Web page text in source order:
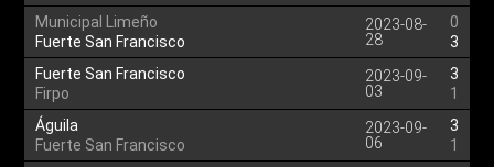
Municipal Limeño
Fuerte San Francisco
2023-08-
28
0
3
Fuerte San Francisco
Firpo
2023-09-
03
3
1
Águila
Fuerte San Francisco
2023-09-
06
3
1